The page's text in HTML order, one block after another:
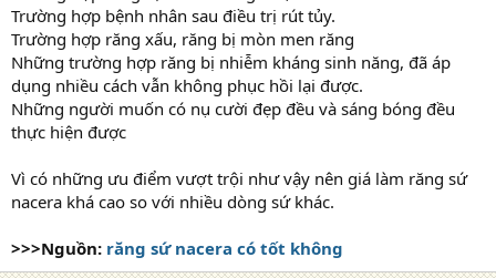
Trường hợp bệnh nhân sau điều trị rút tủy.
Trường hợp răng xấu, răng bị mòn men răng
Những trường hợp răng bị nhiễm kháng sinh năng, đã áp
dụng nhiều cách vẫn không phục hồi lại được.
Những người muốn có nụ cười đẹp đều và sáng bóng đều
thực hiện được
Vì có những ưu điểm vượt trội như vậy nên giá làm răng sứ
nacera khá cao so với nhiều dòng sứ khác.
>>>Nguồn: răng sứ nacera có tốt không